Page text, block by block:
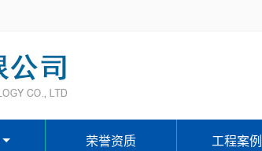
荣誉资质 工程案例